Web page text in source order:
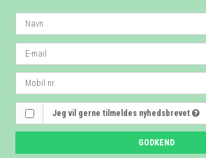
Jeg vil gerne tilmeldes nyhedsbrevet
GODKEND